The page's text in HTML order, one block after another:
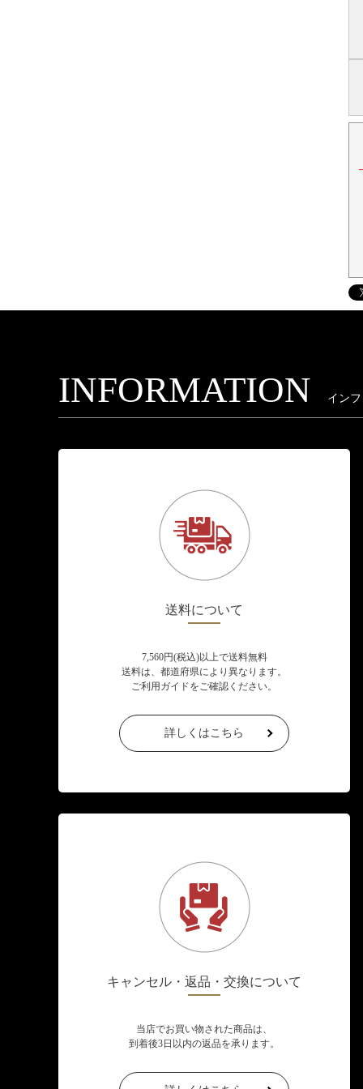
INFORMATION イン
送料について
7,560円(税込)以上で送料無料
送料は、都道府県により異なります。
ご利用ガイドをご確認ください。
詳しくはこちら
キャンセル・返品・交換について
当店でお買い物された商品は、
到着後3日以内の返品を承ります。